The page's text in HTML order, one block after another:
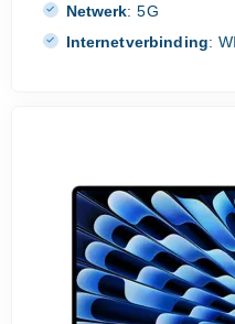
Netwerk: 5G
Internetverbinding: